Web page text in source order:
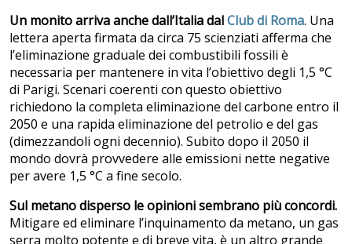
Un monito arriva anche dall’Italia dalClub di Roma. Una
lettera aperta firmata da circa 75 scienziati afferma che
l’eliminazione graduale dei combustibili fossili è
necessaria per mantenere in vita l’obiettivo degli 1,5 °C
di Parigi. Scenari coerenti con questo obiettivo
richiedono la completa eliminazione del carbone entro il
2050 e una rapida eliminazione del petrolio e del gas
(dimezzandoli ogni decennio). Subito dopo il 2050 il
mondo dovrà provvedere alle emissioni nette negative
per avere 1,5 °C a fine secolo.
Sul metano disperso le opinioni sembrano più concordi.
Mitigare ed eliminare l’inquinamento da metano, un gas
serra molto potente e di breve vita, è un altro grande